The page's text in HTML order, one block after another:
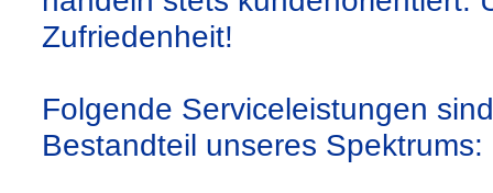
Zufriedenheit!
Folgende Serviceleistungen
Bestandteil unseres Spektrums: